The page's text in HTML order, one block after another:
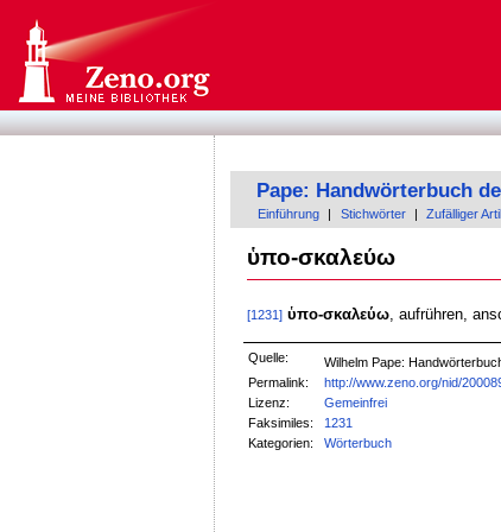
Pape: Handwörterbuch
Einführung Stichwörter Zufälliger
ὑπο-σκαλεύω
[1231] ὑπο-σκαλεύω, aufrühren,
Quelle: Wilhelm Pape:
Permalink:
http://www.zeno.org/nid/
Lizenz:
Gemeinfrei
Faksimiles:
1231
Kategorien:
Wörterbuch